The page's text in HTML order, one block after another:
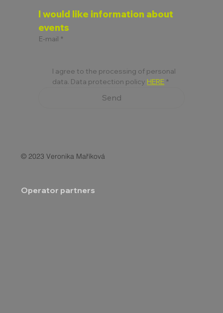
I would like information about
events
E-mail *
I agree to the processing of personal
data. Data protection policy HERE *
Send
© 2023 Veronika Maříková
Operator partners